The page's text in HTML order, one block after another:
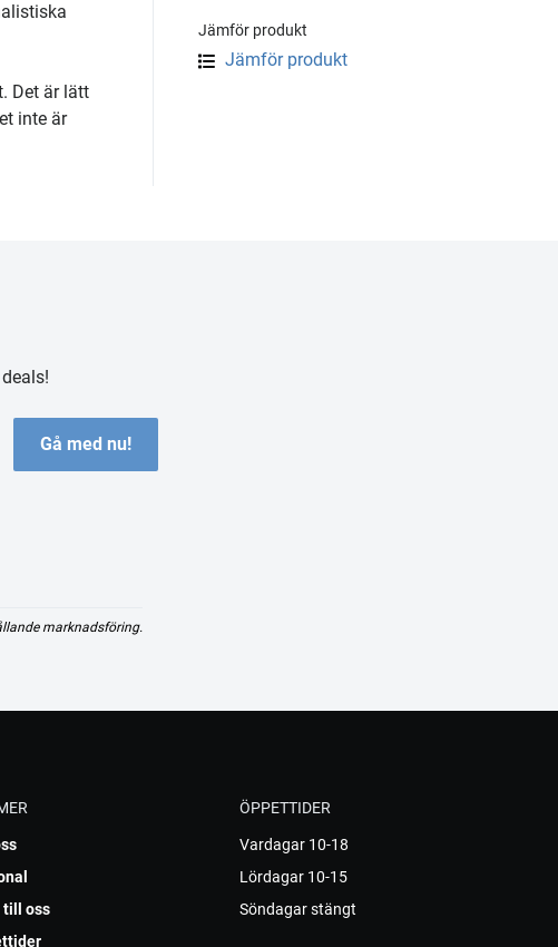
Det är lätt
inte är
Jämför produkt
Jämför produkt
Gå med nu!
marknadsföring.
till oss
ÖPPETTIDER
Vardagar 10-18
Lördagar 10-15
Söndagar stängt